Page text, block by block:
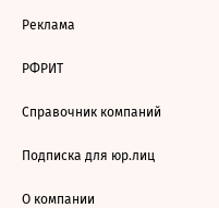
Реклама
РФРИТ
Справочник компаний
Подписка для юр.лиц
О компании